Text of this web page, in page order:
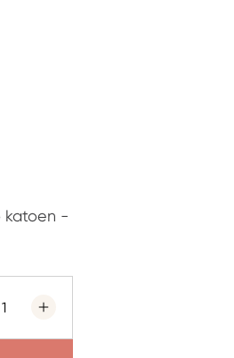
katoen -